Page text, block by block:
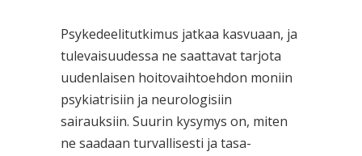
Psykedeelitutkimus jatkaa kasvuaan, ja
tulevaisuudessa ne saattavat tarjota
uudenlaisen hoitovaihtoehdon moniin
psykiatrisiin ja neurologisiin
sairauksiin. Suurin kysymys on, miten
ne saadaan turvallisesti ja tasa-